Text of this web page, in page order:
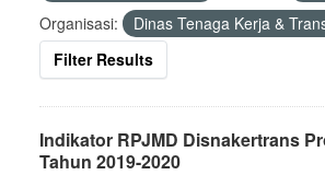
Organisasi:
Dinas Tenaga Kerja &
Filter Results
Indikator RPJMD Disnakertrans
Tahun 2019-2020